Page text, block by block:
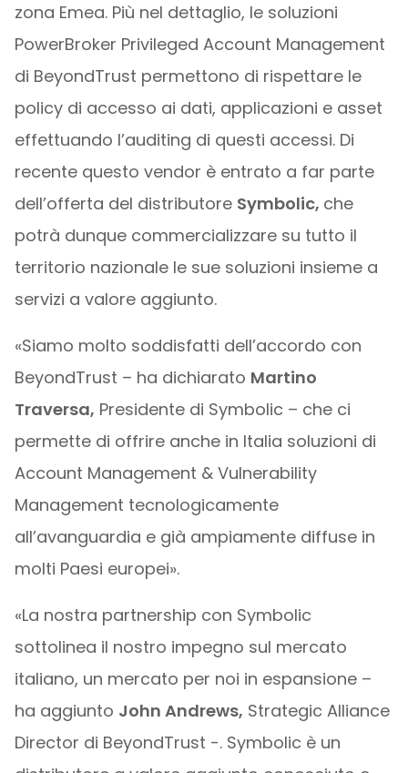
zona Emea. Più nel dettaglio, le soluzioni
PowerBroker Privileged Account Management
di BeyondTrust permettono di rispettare le
policy di accesso ai dati, applicazioni e asset
effettuando l’auditing di questi accessi. Di
recente questo vendor è entrato a far parte
dell’offerta del distributore Symbolic, che
potrà dunque commercializzare su tutto il
territorio nazionale le sue soluzioni insieme a
servizi a valore aggiunto.
«Siamo molto soddisfatti dell’accordo con
BeyondTrust – ha dichiarato Martino
Traversa, Presidente di Symbolic – che ci
permette di offrire anche in Italia soluzioni di
Account Management & Vulnerability
Management tecnologicamente
all’avanguardia e già ampiamente diffuse in
molti Paesi europei».
«La nostra partnership con Symbolic
sottolinea il nostro impegno sul mercato
italiano, un mercato per noi in espansione –
ha aggiunto John Andrews, Strategic Alliance
Director di BeyondTrust -. Symbolic è un